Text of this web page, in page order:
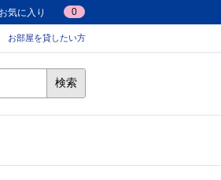
お気に入り 0
お部屋を貸したい方
検索